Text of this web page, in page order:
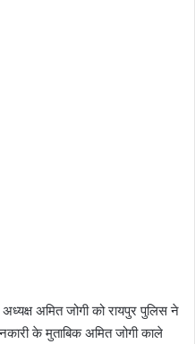
अमित जोगी को रायपुर पुलिस ने
के मुताबिक अमित जोगी काले